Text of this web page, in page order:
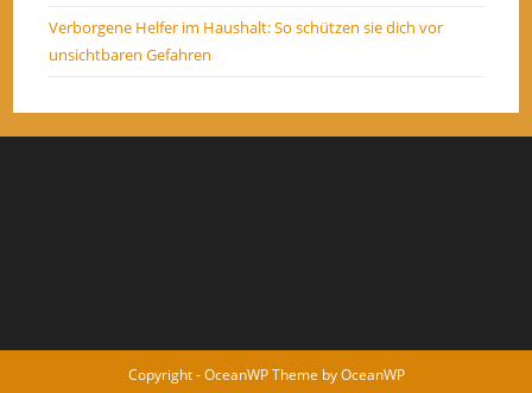
Verborgene Helfer im Haushalt: So schützen sie dich vor
unsichtbaren Gefahren
Copyright - OceanWP Theme by OceanWP